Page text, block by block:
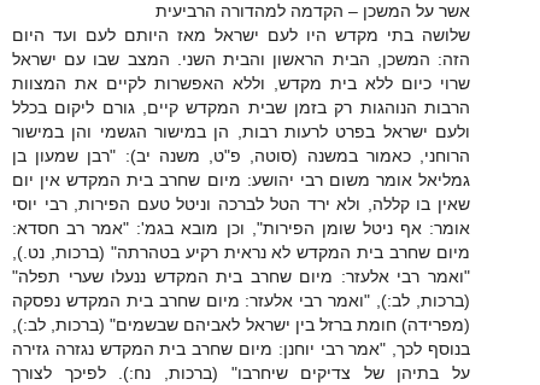
אשר על המשכן – הקדמה למהדורה הרביעית
שלושה בתי מקדש היו לעם ישראל מאז היותם לעם ועד היום
הזה: המשכן, הבית הראשון והבית השני. המצב שבו עם ישראל
שרוי כיום ללא בית מקדש, וללא האפשרות לקיים את המצוות
הרבות הנוהגות רק בזמן שבית המקדש קיים, גורם ליקום בכלל
ולעם ישראל בפרט לרעות רבות, הן במישור הגשמי והן במישור
הרוחני, כאמור במשנה (סוטה, פ"ט, משנה יב): "רבן שמעון בן
גמליאל אומר משום רבי יהושע: מיום שחרב בית המקדש אין יום
שאין בו קללה, ולא ירד הטל לברכה וניטל טעם הפירות, רבי יוסי
אומר: אף ניטל שומן הפירות", וכן מובא בגמ': "אמר רב חסדא:
מיום שחרב בית המקדש לא נראית רקיע בטהרתה" (ברכות, נט.),
"ואמר רבי אלעזר: מיום שחרב בית המקדש ננעלו שערי תפלה"
(ברכות, לב:), "ואמר רבי אלעזר: מיום שחרב בית המקדש נפסקה
(מפרידה) חומת ברזל בין ישראל לאביהם שבשמים" (ברכות, לב:),
בנוסף לכך, "אמר רבי יוחנן: מיום שחרב בית המקדש נגזרה גזירה
על בתיהן של צדיקים שיחרבו" (ברכות, נח:). לפיכך לצורך